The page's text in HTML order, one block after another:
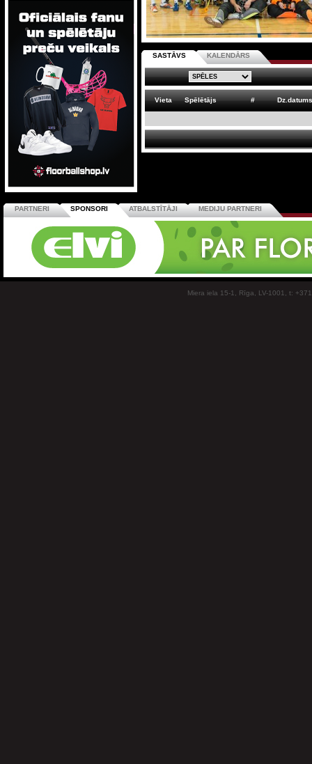
SASTĀVS KALENDĀRS
Vieta Spēlētājs # Dz.datums
PARTNERI SPONSORI ATBALSTĪTĀJI MEDIJU PARTNERI
Miera iela 15-1, Rīga, LV-1001, t: